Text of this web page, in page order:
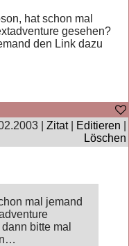
hat schon mal
gesehen?
den Link dazu
| Zitat| Editieren
Löschen
mal jemand
bitte mal